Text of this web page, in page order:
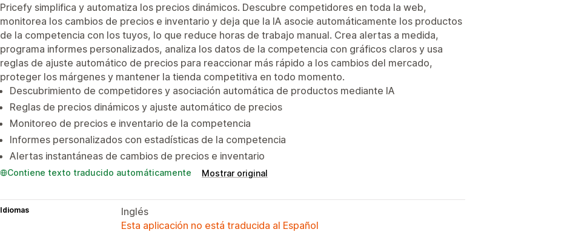
Pricefy simplifica y automatiza los precios dinámicos. Descubre competidores en toda la web,
monitorea los cambios de precios e inventario y deja que la IA asocie automáticamente los productos
de la competencia con los tuyos, lo que reduce horas de trabajo manual. Crea alertas a medida,
programa informes personalizados, analiza los datos de la competencia con gráficos claros y usa
reglas de ajuste automático de precios para reaccionar más rápido a los cambios del mercado,
proteger los márgenes y mantener la tienda competitiva en todo momento.
Descubrimiento de competidores y asociación automática de productos mediante IA
Reglas de precios dinámicos y ajuste automático de precios
Monitoreo de precios e inventario de la competencia
Informes personalizados con estadísticas de la competencia
Alertas instantáneas de cambios de precios e inventario
Contiene texto traducido automáticamente Mostrar original
Idiomas
Inglés
Esta aplicación no está traducida al Español